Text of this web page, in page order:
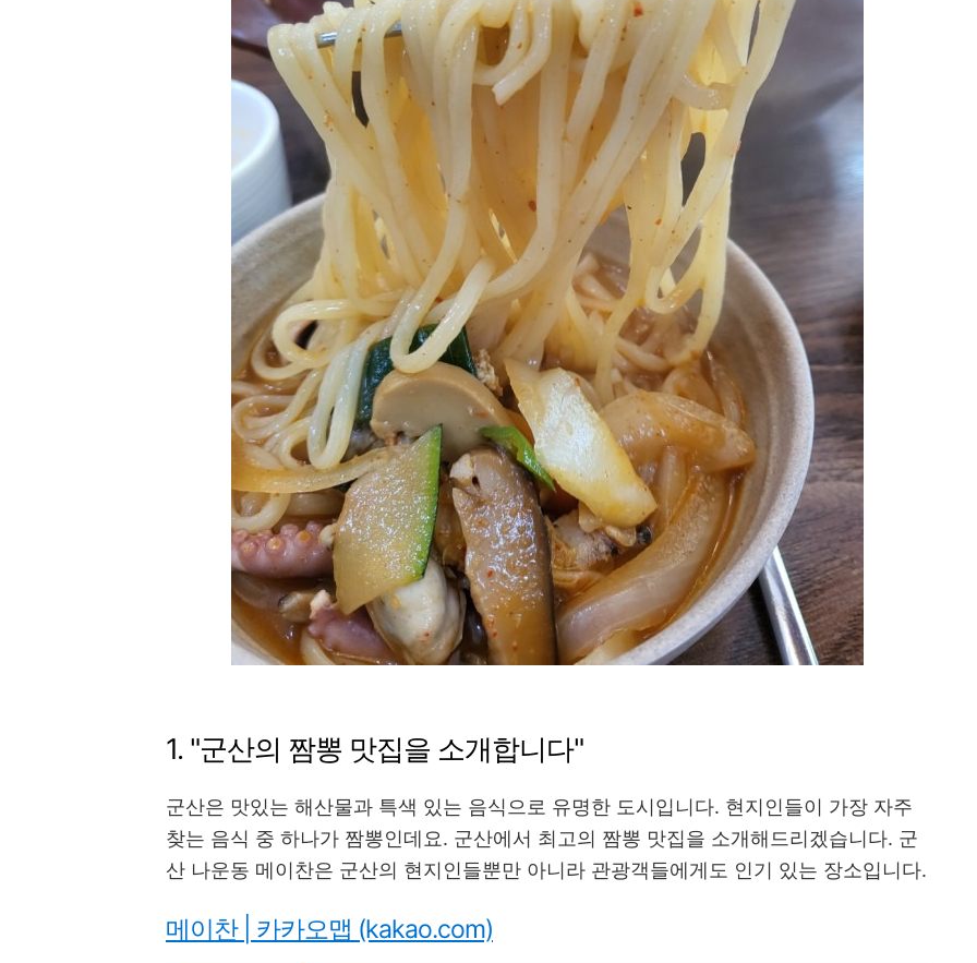
1. "군산의 짬뽕 맛집을 소개합니다"
군산은 맛있는 해산물과 특색 있는 음식으로 유명한 도시입니다. 현지인들이 가장 자주
찾는 음식 중 하나가 짬뽕인데요. 군산에서 최고의 짬뽕 맛집을 소개해드리겠습니다. 군
산 나운동 메이찬은 군산의 현지인들뿐만 아니라 관광객들에게도 인기 있는 장소입니다.
메이찬 | 카카오맵 (kakao.com)